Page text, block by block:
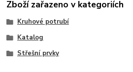
Zboží zařazeno v kategoriích
Kruhové potrubí
Katalog
Střešní prvky